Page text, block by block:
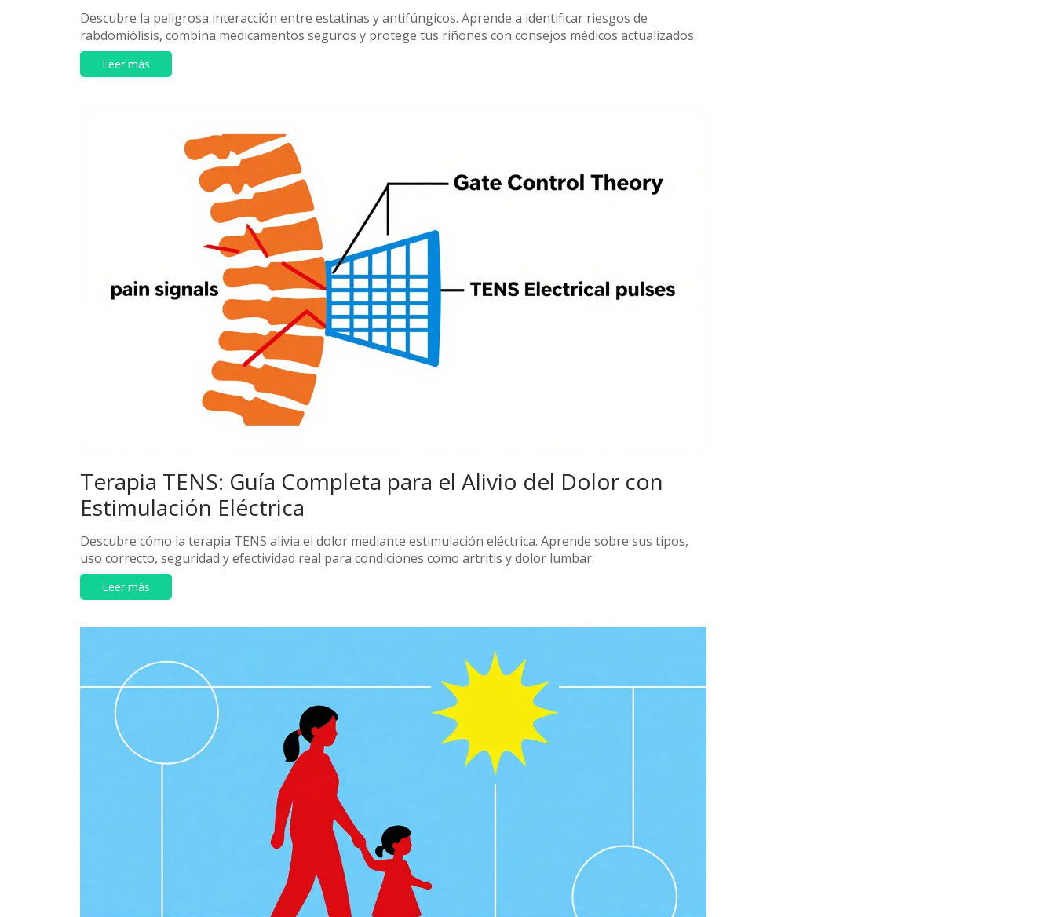
Descubre la peligrosa interacción entre estatinas y antifúngicos. Aprende a identificar riesgos de
rabdomiólisis, combina medicamentos seguros y protege tus riñones con consejos médicos actualizados.
Leer más
Terapia TENS: Guía Completa para el Alivio del Dolor con
Estimulación Eléctrica
Descubre cómo la terapia TENS alivia el dolor mediante estimulación eléctrica. Aprende sobre sus tipos,
uso correcto, seguridad y efectividad real para condiciones como artritis y dolor lumbar.
Leer más